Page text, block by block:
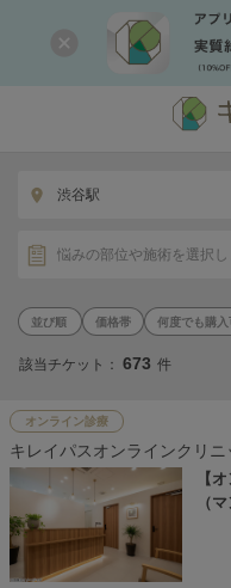
渋谷駅
悩みの部位や施術を選択し
価格帯 何度でも購入
該当チケット： 673 件
オンライン診療
キレイパスオンラインクリニ
【
（